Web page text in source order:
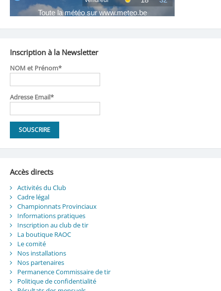
Inscription à la Newsletter
NOM et Prénom*
Adresse Email*
Accès directs
Activités du Club
Cadre légal
Championnats Provinciaux
Informations pratiques
Inscription au club de tir
La boutique RAOC
Le comité
Nos installations
Nos partenaires
Permanence Commissaire de tir
Politique de confidentialité